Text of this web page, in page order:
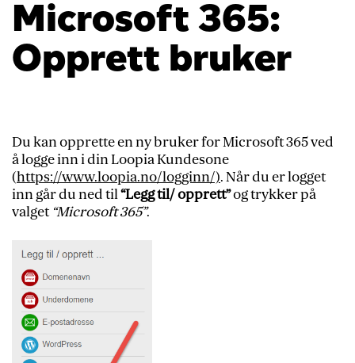
Microsoft 365:
Opprett bruker
Du kan opprette en ny bruker for Microsoft 365 ved
å logge inn i din Loopia Kundesone
(https://www.loopia.no/logginn/). Når du er logget
inn går du ned til“Legg til/ opprett”og trykker på
valget “Microsoft 365”.